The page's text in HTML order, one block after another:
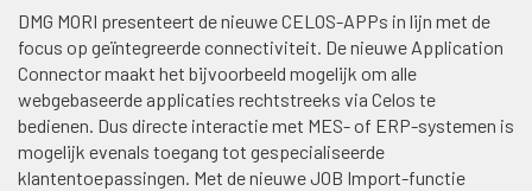
DMG MORI presenteert de nieuwe CELOS-APPs in lijn met de
focus op geïntegreerde connectiviteit. De nieuwe Application
Connector maakt het bijvoorbeeld mogelijk om alle
webgebaseerde applicaties rechtstreeks via Celos te
bedienen. Dus directe interactie met MES- of ERP-systemen is
mogelijk evenals toegang tot gespecialiseerde
klantentoepassingen. Met de nieuwe JOB Import-functie